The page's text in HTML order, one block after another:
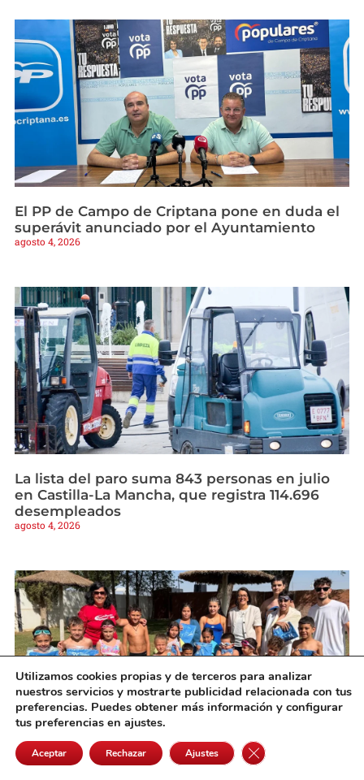
El PP de Campo de Criptana pone en duda el
superávit anunciado por el Ayuntamiento
agosto 4, 2026
La lista del paro suma 843 personas en julio
en Castilla-La Mancha, que registra 114.696
desempleados
agosto 4, 2026
Más de 5.000 personas participan en el
Utilizamos cookies propias y de terceros para analizar
nuestros servicios y mostrarte publicidad relacionada con tus
preferencias. Puedes obtener más información y configurar
tus preferencias en ajustes.
Aceptar Rechazar Ajustes Cerrar el banner de